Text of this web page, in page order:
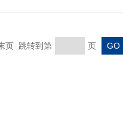
页 跳转到第 页